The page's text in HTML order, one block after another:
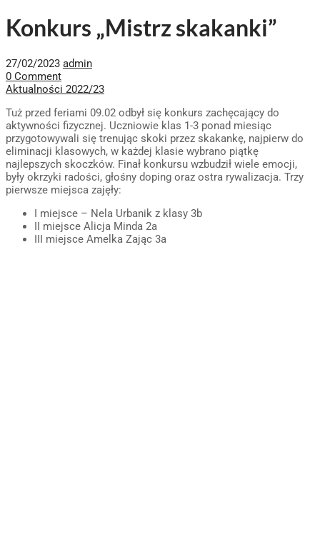
Konkurs „Mistrz skakanki”
27/02/2023 admin
0 Comment
Aktualności 2022/23
Tuż przed feriami 09.02 odbył się konkurs zachęcający do
aktywności fizycznej. Uczniowie klas 1-3 ponad miesiąc
przygotowywali się trenując skoki przez skakankę, najpierw do
eliminacji klasowych, w każdej klasie wybrano piątkę
najlepszych skoczków. Finał konkursu wzbudził wiele emocji,
były okrzyki radości, głośny doping oraz ostra rywalizacja. Trzy
pierwsze miejsca zajęły:
I miejsce – Nela Urbanik z klasy 3b
II miejsce Alicja Minda 2a
III miejsce Amelka Zając 3a